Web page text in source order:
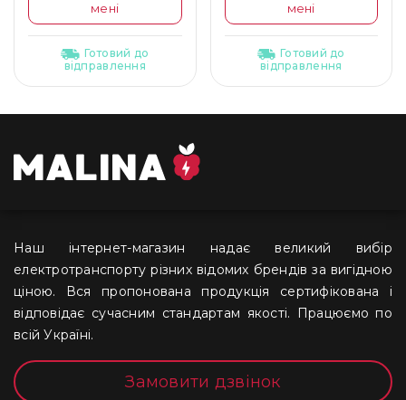
мені
Готовий до
відправлення
мені
Готовий до
відправлення
Наш інтернет-магазин надає великий вибір
електротранспорту різних відомих брендів за вигідною
ціною. Вся пропонована продукція сертифікована і
відповідає сучасним стандартам якості. Працюємо по
всій Україні.
Замовити дзвінок